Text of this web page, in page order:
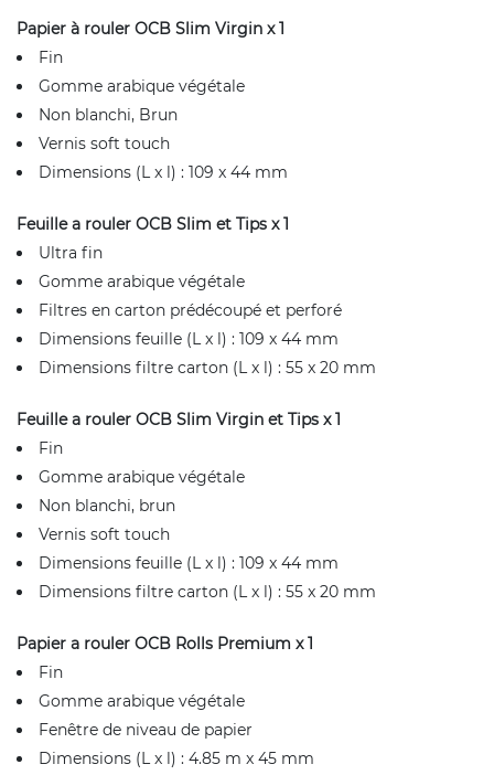
Papier à rouler OCB Slim Virgin x 1
Fin
Gomme arabique végétale
Non blanchi, Brun
Vernis soft touch
Dimensions (L x l) : 109 x 44 mm
Feuille a rouler OCB Slim et Tips x 1
Ultra fin
Gomme arabique végétale
Filtres en carton prédécoupé et perforé
Dimensions feuille (L x l) : 109 x 44 mm
Dimensions filtre carton (L x l) : 55 x 20 mm
Feuille a rouler OCB Slim Virgin et Tips x 1
Fin
Gomme arabique végétale
Non blanchi, brun
Vernis soft touch
Dimensions feuille (L x l) : 109 x 44 mm
Dimensions filtre carton (L x l) : 55 x 20 mm
Papier a rouler OCB Rolls Premium x 1
Fin
Gomme arabique végétale
Fenêtre de niveau de papier
Dimensions (L x l) : 4.85 m x 45 mm